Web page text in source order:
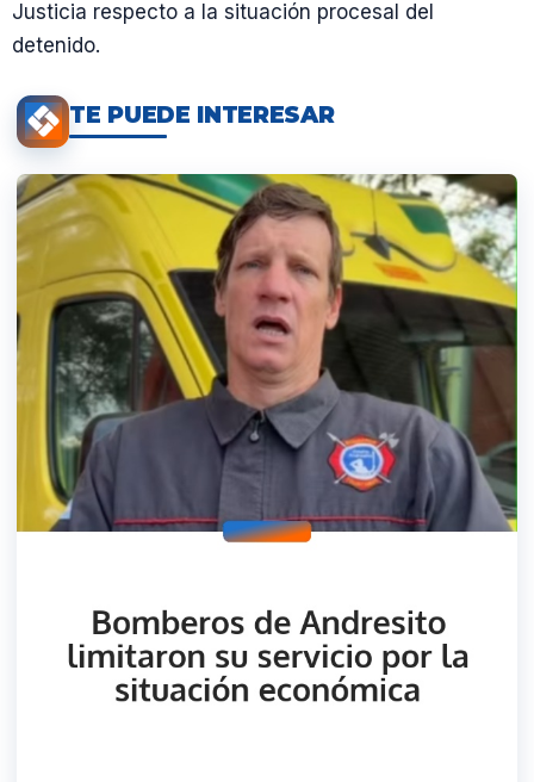
Justicia respecto a la situación procesal del
detenido.
TE PUEDE INTERESAR